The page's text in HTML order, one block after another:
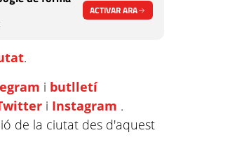
ACTIVAR ARA
.
i butlletí
i Instagram .
de la ciutat des d'aquest